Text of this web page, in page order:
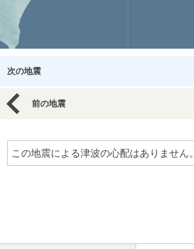
次の地震
前の地震
この地震による津波の心配はありません。